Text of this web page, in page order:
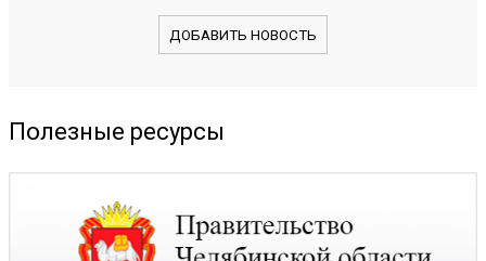
ДОБАВИТЬ НОВОСТЬ
Полезные ресурсы